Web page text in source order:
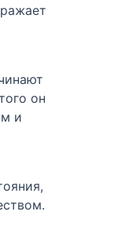
он
и